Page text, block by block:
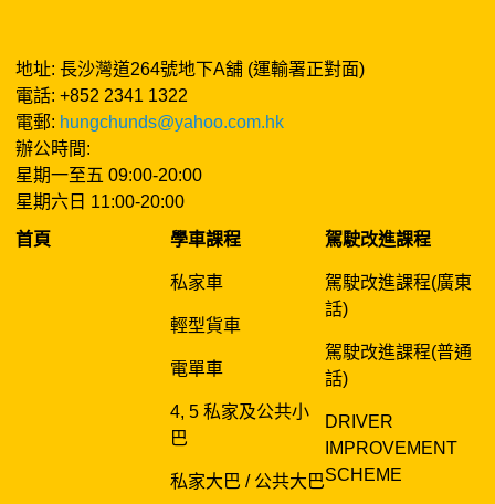
地址: 長沙灣道264號地下A舖 (運輸署正對面)
電話: +852 2341 1322
電郵: hungchunds@yahoo.com.hk
辦公時間:
星期一至五 09:00-20:00
星期六日 11:00-20:00
首頁
學車課程
私家車
輕型貨車
電單車
4, 5 私家及公共小
巴
私家大巴 / 公共大巴
駕駛改進課程
駕駛改進課程(廣東
話)
駕駛改進課程(普通
話)
DRIVER
IMPROVEMENT
SCHEME